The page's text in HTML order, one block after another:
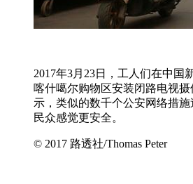
2017年3月23日，工人们在中国
喀什噶尔购物区安装闭路电视
示，类似的数千个公安网络措
民众感觉更安全。
© 2017 路透社/Thomas Peter